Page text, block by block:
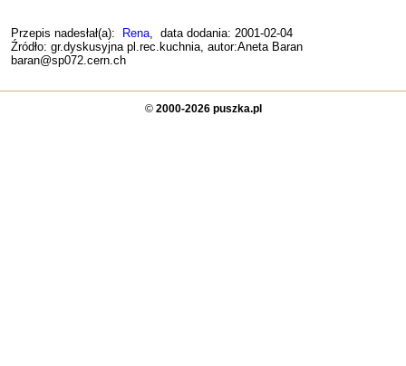
Przepis nadesłał(a): Rena, data dodania: 2001-02-04
Źródło: gr.dyskusyjna pl.rec.kuchnia, autor:Aneta Baran
baran@sp072.cern.ch
© 2000-2026 puszka.pl